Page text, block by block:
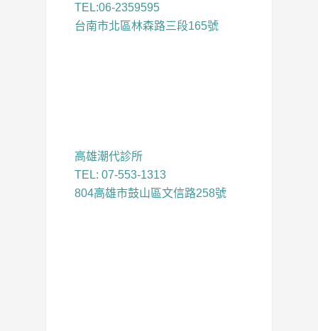
TEL:06-2359595
台南市北區林森路三段165號
高雄潮代診所
TEL: 07-553-1313
804高雄市鼓山區文信路258號